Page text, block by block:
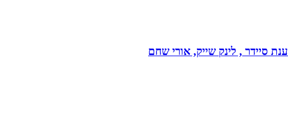
סיידר , לינק שייק, אורי שחם